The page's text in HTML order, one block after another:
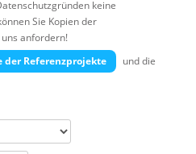
keine
Sie Kopien der
anfordern!
der Referenzprojekte und die